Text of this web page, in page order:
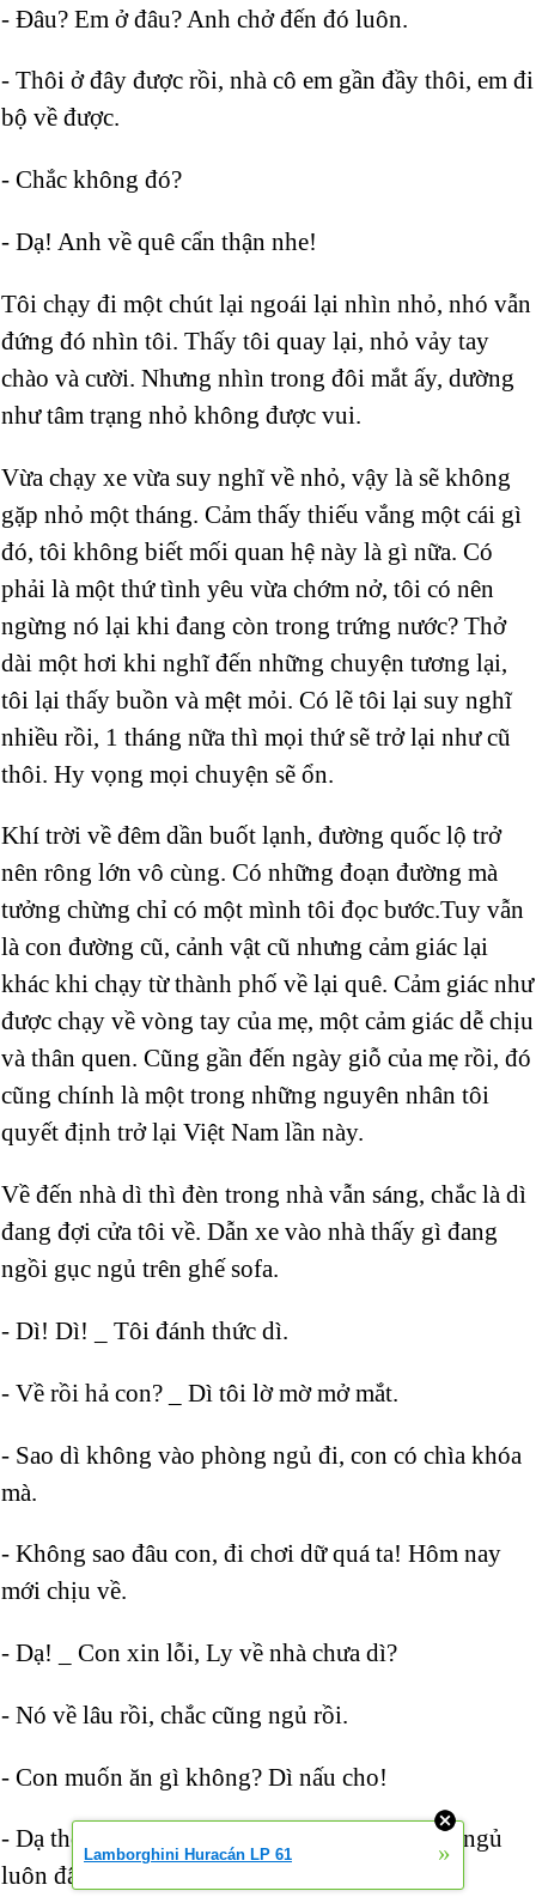
- Đâu? Em ở đâu? Anh chở đến đó luôn.
- Thôi ở đây được rồi, nhà cô em gần đầy thôi, em đi
bộ về được.
- Chắc không đó?
- Dạ! Anh về quê cẩn thận nhe!
Tôi chạy đi một chút lại ngoái lại nhìn nhỏ, nhó vẫn
đứng đó nhìn tôi. Thấy tôi quay lại, nhỏ vảy tay
chào và cười. Nhưng nhìn trong đôi mắt ấy, dường
như tâm trạng nhỏ không được vui.
Vừa chạy xe vừa suy nghĩ về nhỏ, vậy là sẽ không
gặp nhỏ một tháng. Cảm thấy thiếu vắng một cái gì
đó, tôi không biết mối quan hệ này là gì nữa. Có
phải là một thứ tình yêu vừa chớm nở, tôi có nên
ngừng nó lại khi đang còn trong trứng nước? Thở
dài một hơi khi nghĩ đến những chuyện tương lại,
tôi lại thấy buồn và mệt mỏi. Có lẽ tôi lại suy nghĩ
nhiều rồi, 1 tháng nữa thì mọi thứ sẽ trở lại như cũ
thôi. Hy vọng mọi chuyện sẽ ổn.
Khí trời về đêm dần buốt lạnh, đường quốc lộ trở
nên rông lớn vô cùng. Có những đoạn đường mà
tưởng chừng chỉ có một mình tôi đọc bước.Tuy vẫn
là con đường cũ, cảnh vật cũ nhưng cảm giác lại
khác khi chạy từ thành phố về lại quê. Cảm giác như
được chạy về vòng tay của mẹ, một cảm giác dễ chịu
và thân quen. Cũng gần đến ngày giỗ của mẹ rồi, đó
cũng chính là một trong những nguyên nhân tôi
quyết định trở lại Việt Nam lần này.
Về đến nhà dì thì đèn trong nhà vẫn sáng, chắc là dì
đang đợi cửa tôi về. Dẫn xe vào nhà thấy gì đang
ngồi gục ngủ trên ghế sofa.
- Dì! Dì! _ Tôi đánh thức dì.
- Về rồi hả con? _ Dì tôi lờ mờ mở mắt.
- Sao dì không vào phòng ngủ đi, con có chìa khóa
mà.
- Không sao đâu con, đi chơi dữ quá ta! Hôm nay
mới chịu về.
- Dạ! _ Con xin lỗi, Ly về nhà chưa dì?
- Nó về lâu rồi, chắc cũng ngủ rồi.
- Con muốn ăn gì không? Dì nấu cho!
- Dạ thôi! Di vào phòng ngủ đi! Con cũng đi ngủ
luôn đây.
Lamborghini Huracán LP 61 »